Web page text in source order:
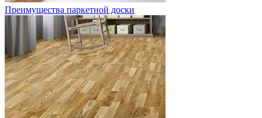
Преимущества паркетной доски